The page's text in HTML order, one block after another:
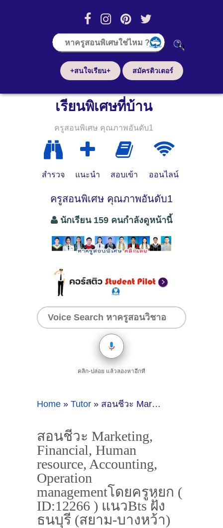
+สนใจเรียน+ สมัครติวเตอร์
เรียนพิเศษที่บ้าน
ครูสอนพิเศษ คุณภาพอันดับ1
สำรวจ แนะนำ สอบเข้า ออนไลน์
ครูสอนพิเศษ คุณภาพอันดับ1
นักเรียน 159 คนกำลังดูหน้านี้
คลิก-ปล่อย แล้วลองหาอีกที
Home » Tutor » สอนชีวะ Marketing, Financial, Human resource, Accounting, Operation managementโดยครูหยก ( ID:12266 ) แนวBts ฝั่งธนบุรี (สยาม-บางหว้า)
สอนชีวะ Marketing,
Financial, Human
resource, Accounting,
Operation
managementโดยครูหยก (
ID:12266 ) แนวBts ฝั่ง
ธนบุรี (สยาม-บางหว้า)